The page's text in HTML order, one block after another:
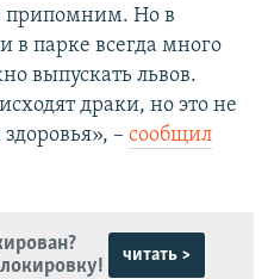
припомним. Но в
парке всегда много
выпускать львов.
драки, но это не
– сообщил
читать >